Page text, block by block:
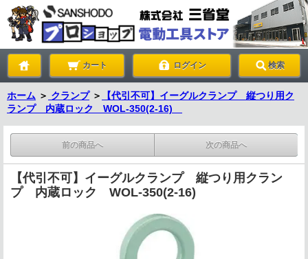
カート ログイン 検索
ホーム ＞ クランプ ＞
【代引不可】イーグルクランプ 縦つり用ク
ランプ 内蔵ロック WOL-350(2-16)
前の商品へ 次の商品へ
【代引不可】イーグルクランプ 縦つり用クラン
プ 内蔵ロック WOL-350(2-16)